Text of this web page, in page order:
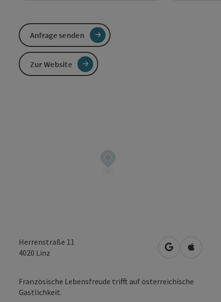
Herrenstraße 11
4020 Linz in Google
in
Französische Lebensfreude trifft auf österreichische
Gastlichkeit.
Anfrage senden
Zur Website